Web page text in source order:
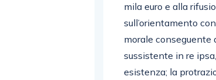
mila euro e alla
sull’orientamento
morale
sussistente in re
esistenza; la